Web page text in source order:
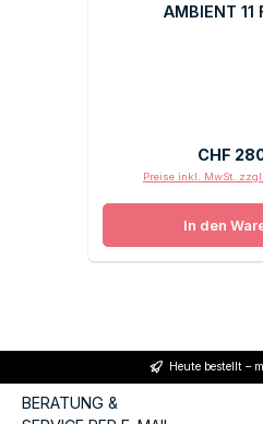
AMBIENT 11
CHF
Preise inkl. MwSt.
In den
Heute bestellt –
BERATUNG &